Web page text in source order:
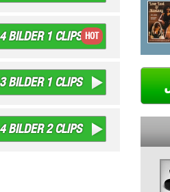
4 BILDER 1 CLIPS HOT
3 BILDER 1 CLIPS
4 BILDER 2 CLIPS